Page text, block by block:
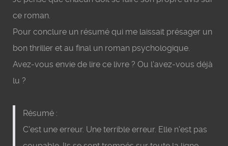
ce roman.
Pour conclure un résumé qui me laissait présager un
bon thriller et au final un roman psychologique.
Avez-vous envie de lire ce livre ? Ou l'avez-vous déjà
lu ?
Résumé :
C'est une erreur. Une terrible erreur. Elle n'est pas